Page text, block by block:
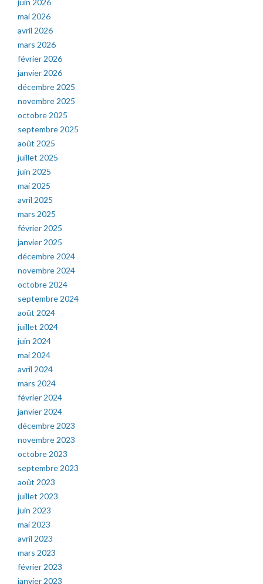
juin 2026
mai 2026
avril 2026
mars 2026
février 2026
janvier 2026
décembre 2025
novembre 2025
octobre 2025
septembre 2025
août 2025
juillet 2025
juin 2025
mai 2025
avril 2025
mars 2025
février 2025
janvier 2025
décembre 2024
novembre 2024
octobre 2024
septembre 2024
août 2024
juillet 2024
juin 2024
mai 2024
avril 2024
mars 2024
février 2024
janvier 2024
décembre 2023
novembre 2023
octobre 2023
septembre 2023
août 2023
juillet 2023
juin 2023
mai 2023
avril 2023
mars 2023
février 2023
janvier 2023